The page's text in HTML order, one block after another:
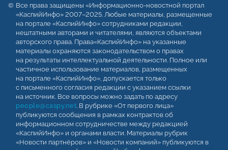
Все права защищены «Информационно-новостной портал
«КаспийИнфо» 2007–2025. Любые материалы, размещенные
на портале «КаспийИнфо» сотрудниками редакции,
нештатными авторами и читателями, являются объектами
авторского права. Права«КаспийИнфо» на указанные
материалы охраняются законодательством о правах
на результаты интеллектуальной деятельности. Полное или
частичное использование материалов, размещенных
на портале «КаспийИнфо», допускается только
с письменного согласия редакции с указанием ссылки
на источник. Все вопросы можно задать по адресу
people@caspy.net. В рубрике «От первого лица»
публикуются сообщения в рамках контрактов об
информационном сотрудничестве между редакцией
«КаспийИнфо» и органами власти. Материалы рубрик
«Новости партнёров» и «Новости компаний» публикуются в